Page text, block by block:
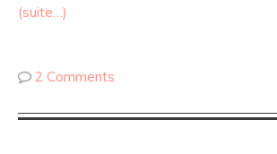
(suite…)
2 Comments